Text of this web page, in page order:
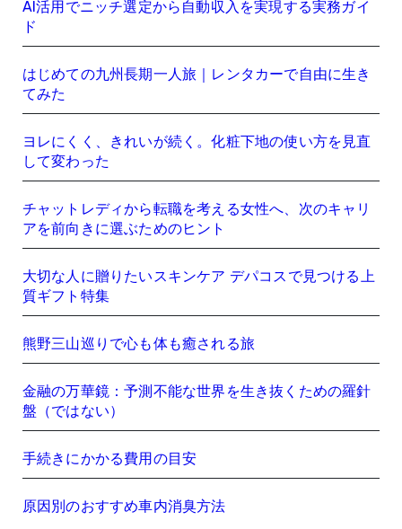
AI活用でニッチ選定から自動収入を実現する実務ガイ
ド
はじめての九州長期一人旅｜レンタカーで自由に生き
てみた
ヨレにくく、きれいが続く。化粧下地の使い方を見直
して変わった
チャットレディから転職を考える女性へ、次のキャリ
アを前向きに選ぶためのヒント
大切な人に贈りたいスキンケア デパコスで見つける上
質ギフト特集
熊野三山巡りで心も体も癒される旅
金融の万華鏡：予測不能な世界を生き抜くための羅針
盤（ではない）
手続きにかかる費用の目安
原因別のおすすめ車内消臭方法